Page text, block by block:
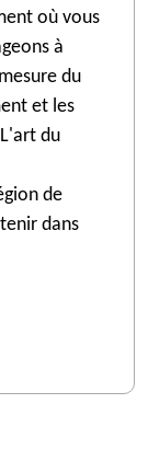
où vous
à
du
et les
du
de
dans